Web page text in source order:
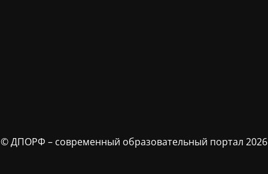
© ДПОРФ – современный образовательный портал 2026